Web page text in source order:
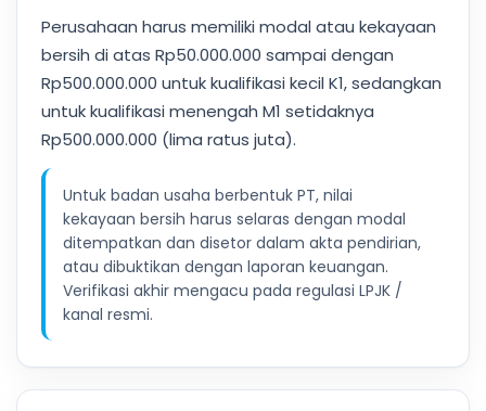
Perusahaan harus memiliki modal atau kekayaan
bersih di atas Rp50.000.000 sampai dengan
Rp500.000.000 untuk kualifikasi kecil K1, sedangkan
untuk kualifikasi menengah M1 setidaknya
Rp500.000.000 (lima ratus juta).
Untuk badan usaha berbentuk PT, nilai
kekayaan bersih harus selaras dengan modal
ditempatkan dan disetor dalam akta pendirian,
atau dibuktikan dengan laporan keuangan.
Verifikasi akhir mengacu pada regulasi LPJK /
kanal resmi.